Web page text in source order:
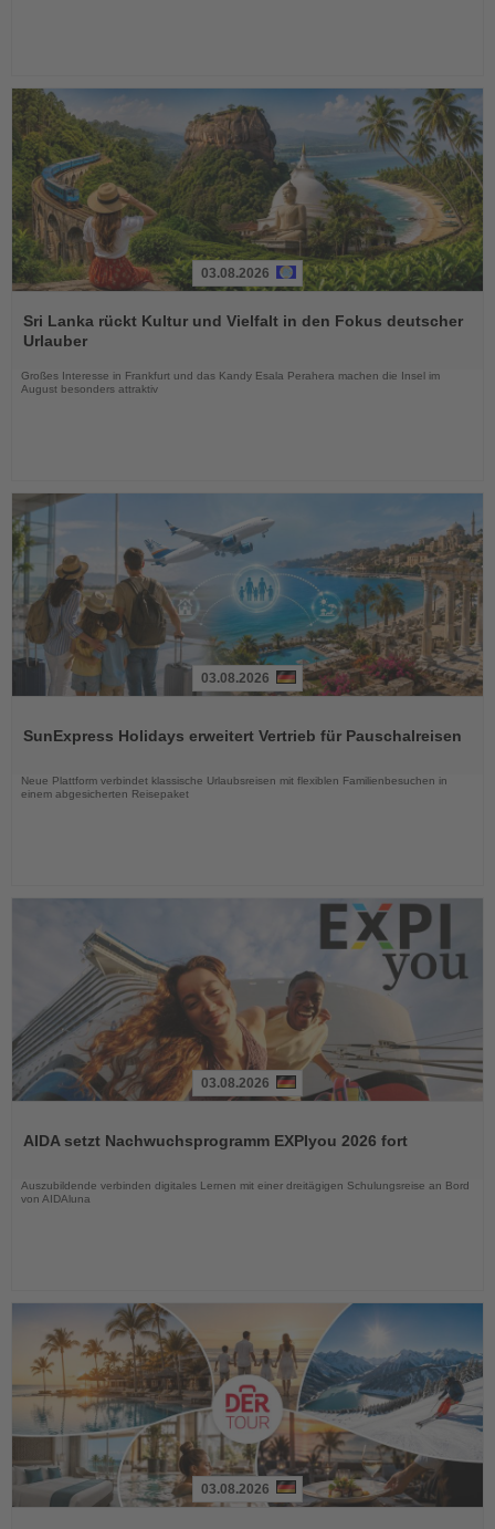
Sie
die
03.08.2026
Sri Lanka rückt Kultur und Vielfalt in den Fokus deutscher
Urlauber
Großes Interesse in Frankfurt und das Kandy Esala Perahera machen die Insel im
August besonders attraktiv
die
03.08.2026
SunExpress Holidays erweitert Vertrieb für Pauschalreisen
Neue Plattform verbindet klassische Urlaubsreisen mit flexiblen Familienbesuchen in
einem abgesicherten Reisepaket
die
03.08.2026
AIDA setzt Nachwuchsprogramm EXPIyou 2026 fort
Auszubildende verbinden digitales Lernen mit einer dreitägigen Schulungsreise an Bord
von AIDAluna
03.08.2026